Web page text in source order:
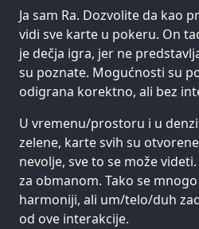
Ja sam Ra. Dozvolite da kao
vidi sve karte u pokeru. On
je dečja igra, jer ne
su poznate. Mogućnosti su
odigrana korektno, ali bez
U vremenu/prostoru i u
zelene, karte svih su
nevolje, sve to se može
za obmanom. Tako se
harmoniji, ali um/telo/duh
od ove interakcije.